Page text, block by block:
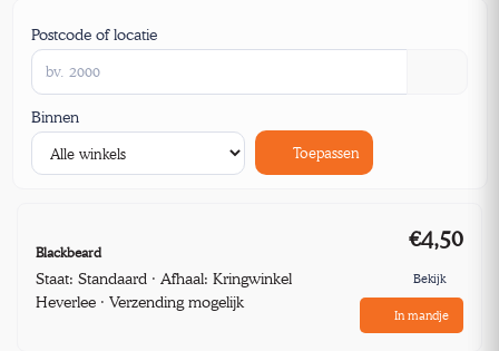
Postcode of locatie
Binnen
Toepassen
Blackbeard
Staat: Standaard · Afhaal: Kringwinkel
Heverlee · Verzending mogelijk
€4,50
Bekijk
In mandje